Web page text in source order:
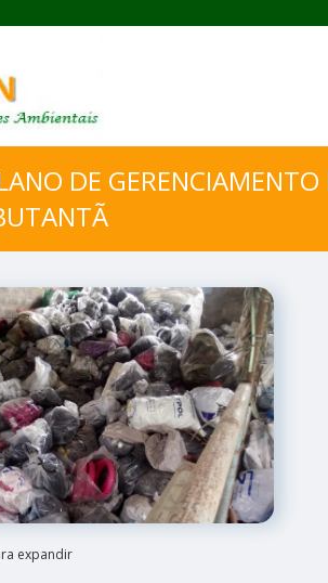
DE GERENCIAMENTO
expandir